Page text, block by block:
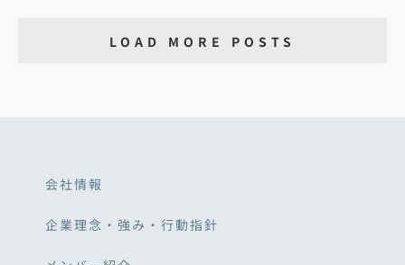
LOAD MORE POSTS
会社情報
企業理念・強み・行動指針